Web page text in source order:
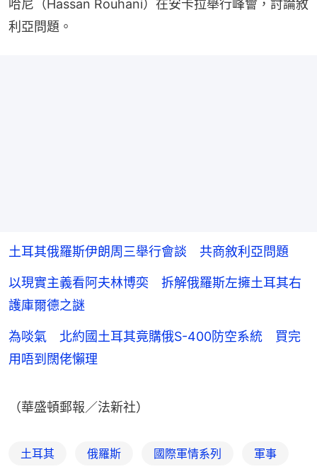
哈尼（Hassan Rouhani）在安卡拉舉行峰會，討論敘
利亞問題。
土耳其俄羅斯伊朗周三舉行會談 共商敘利亞問題
以現實主義看阿夫林博奕 拆解俄羅斯左擁土耳其右
護庫爾德之謎
為啖氣 北約國土耳其竟購俄S-400防空系統 買完
用唔到闊佬懶理
（華盛頓郵報／法新社）
土耳其 俄羅斯 國際軍情系列 軍事